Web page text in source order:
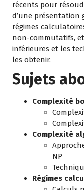
récents pour
d’une présentation
régimes
non-commutatifs,
inférieures et les
les obtenir.
Sujets
Complexité
Complexité
NP
Régimes